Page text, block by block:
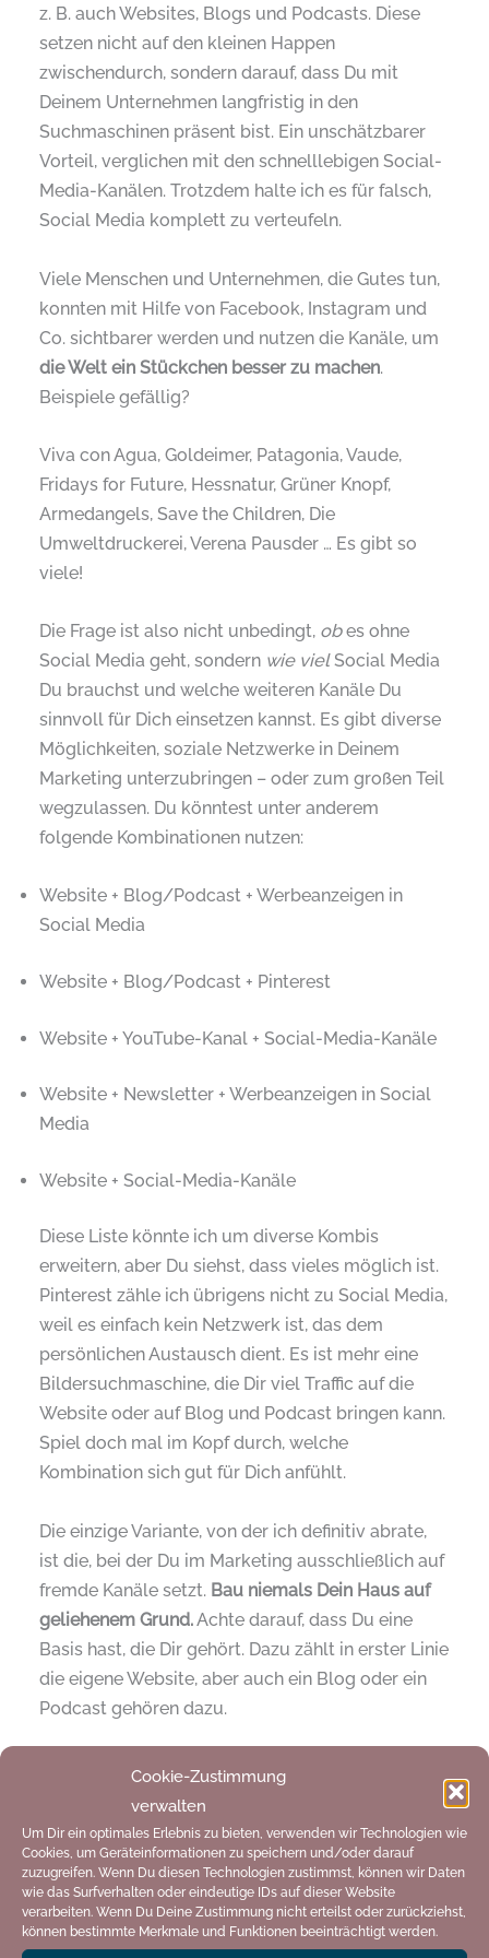
Cookie-Zustimmung
verwalten
Um Dir ein optimales Erlebnis zu bieten, verwenden wir Technologien wie
Cookies, um Geräteinformationen zu speichern und/oder darauf
zuzugreifen. Wenn Du diesen Technologien zustimmst, können wir Daten
wie das Surfverhalten oder eindeutige IDs auf dieser Website
verarbeiten. Wenn Du Deine Zustimmung nicht erteilst oder zurückziehst,
können bestimmte Merkmale und Funktionen beeinträchtigt werden.
z. B. auch Websites, Blogs und Podcasts. Diese
setzen nicht auf den kleinen Happen
zwischendurch, sondern darauf, dass Du mit
Deinem Unternehmen langfristig in den
Suchmaschinen präsent bist. Ein unschätzbarer
Vorteil, verglichen mit den schnelllebigen Social-
Media-Kanälen. Trotzdem halte ich es für falsch,
Social Media komplett zu verteufeln.
Viele Menschen und Unternehmen, die Gutes tun,
konnten mit Hilfe von Facebook, Instagram und
Co. sichtbarer werden und nutzen die Kanäle, um
die Welt ein Stückchen besser zu machen.
Beispiele gefällig?
Viva con Agua, Goldeimer, Patagonia, Vaude,
Fridays for Future, Hessnatur, Grüner Knopf,
Armedangels, Save the Children, Die
Umweltdruckerei, Verena Pausder … Es gibt so
viele!
Die Frage ist also nicht unbedingt, obes ohne
Social Media geht, sondern wie vielSocial Media
Du brauchst und welche weiteren Kanäle Du
sinnvoll für Dich einsetzen kannst. Es gibt diverse
Möglichkeiten, soziale Netzwerke in Deinem
Marketing unterzubringen – oder zum großen Teil
wegzulassen. Du könntest unter anderem
folgende Kombinationen nutzen:
Website + Blog/Podcast + Werbeanzeigen in
Social Media
Website + Blog/Podcast + Pinterest
Website + YouTube-Kanal + Social-Media-Kanäle
Website + Newsletter + Werbeanzeigen in Social
Media
Website + Social-Media-Kanäle
Diese Liste könnte ich um diverse Kombis
erweitern, aber Du siehst, dass vieles möglich ist.
Pinterest zähle ich übrigens nicht zu Social Media,
weil es einfach kein Netzwerk ist, das dem
persönlichen Austausch dient. Es ist mehr eine
Bildersuchmaschine, die Dir viel Traffic auf die
Website oder auf Blog und Podcast bringen kann.
Spiel doch mal im Kopf durch, welche
Kombination sich gut für Dich anfühlt.
Die einzige Variante, von der ich definitiv abrate,
ist die, bei der Du im Marketing ausschließlich auf
fremde Kanäle setzt. Bau niemals Dein Haus auf
geliehenem Grund.Achte darauf, dass Du eine
Basis hast, die Dir gehört. Dazu zählt in erster Linie
die eigene Website, aber auch ein Blog oder ein
Podcast gehören dazu.
Wie kannst Du Social Media nun erfolgreich in
Deinen Marketing-Mix integrieren?
Um zu klären, inwieweit Du Social-Media-Kanäle
brauchst, spul noch einmal ganz zurück auf
Anfang. Wer ist Deine Zielgruppe? Wo ist sie
aktiv? Welche Kanäle magst Du, was bereitet Dir
Freude? Wie viel Zeit und/oder Geld kannst und